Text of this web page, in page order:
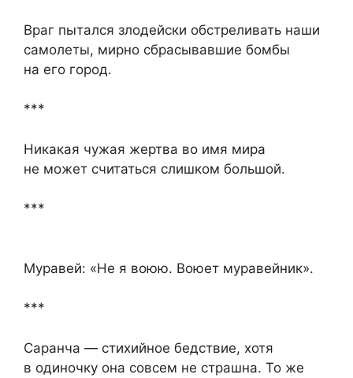
Враг пытался злодейски обстреливать наши
самолеты, мирно сбрасывавшие бомбы
на его город.
***
Никакая чужая жертва во имя мира
не может считаться слишком большой.
***
Муравей: «Не я воюю. Воюет муравейник».
***
Саранча — стихийное бедствие, хотя
в одиночку она совсем не страшна. То же